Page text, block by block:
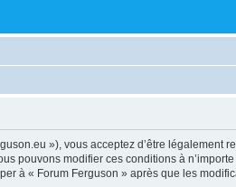
»), vous acceptez d’être légalement
pouvons modifier ces conditions à
à « Forum Ferguson » après que les